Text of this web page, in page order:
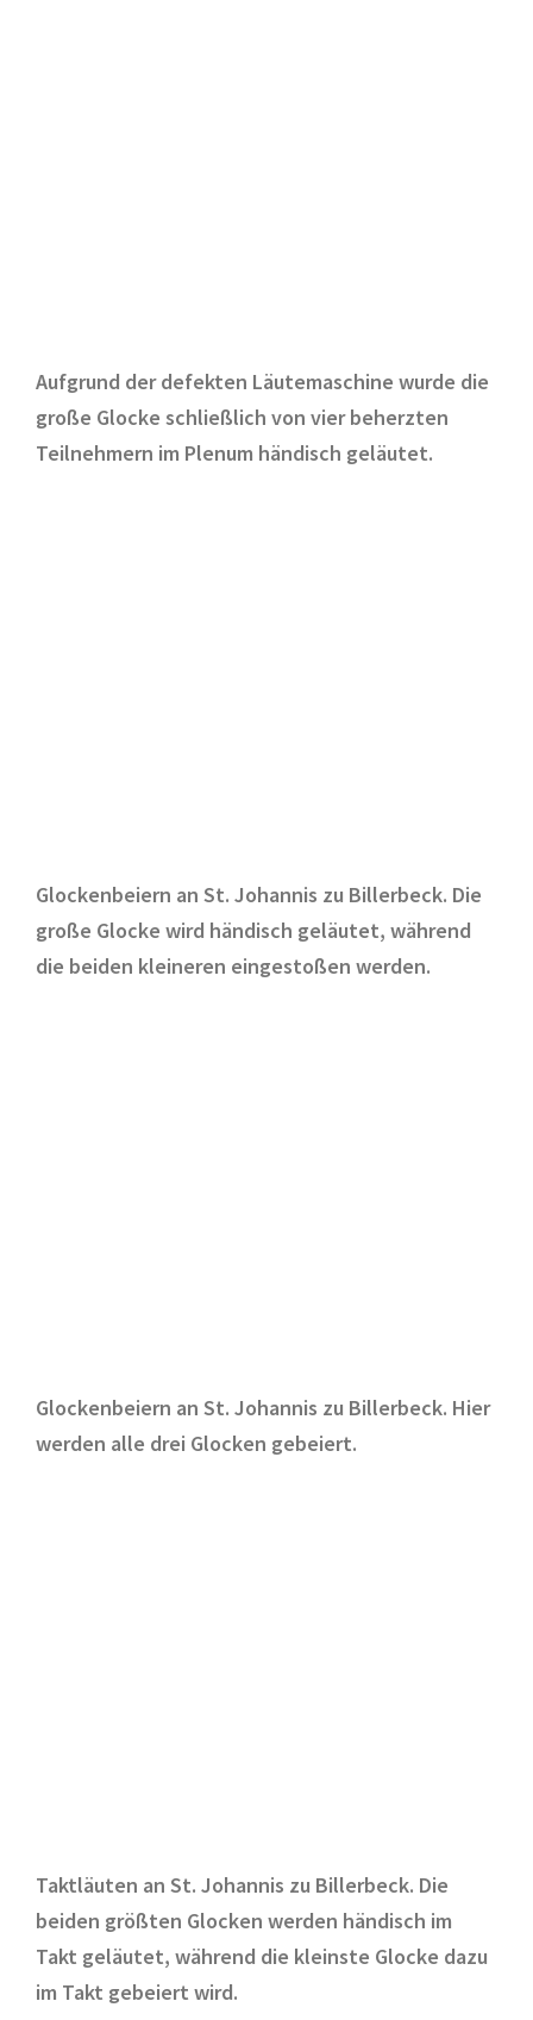
Aufgrund der defekten Läutemaschine wurde die
große Glocke schließlich von vier beherzten
Teilnehmern im Plenum händisch geläutet.
Glockenbeiern an St. Johannis zu Billerbeck. Die
große Glocke wird händisch geläutet, während
die beiden kleineren eingestoßen werden.
Glockenbeiern an St. Johannis zu Billerbeck. Hier
werden alle drei Glocken gebeiert.
Taktläuten an St. Johannis zu Billerbeck. Die
beiden größten Glocken werden händisch im
Takt geläutet, während die kleinste Glocke dazu
im Takt gebeiert wird.